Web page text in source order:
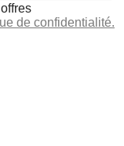
de confidentialité.